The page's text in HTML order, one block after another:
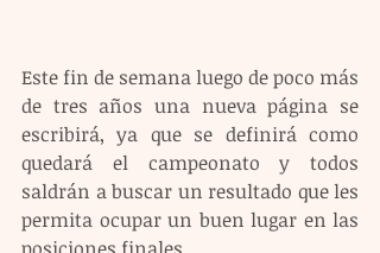
Este fin de semana luego de poco más
de tres años una nueva página se
escribirá, ya que se definirá como
quedará el campeonato y todos
saldrán a buscar un resultado que les
permita ocupar un buen lugar en las